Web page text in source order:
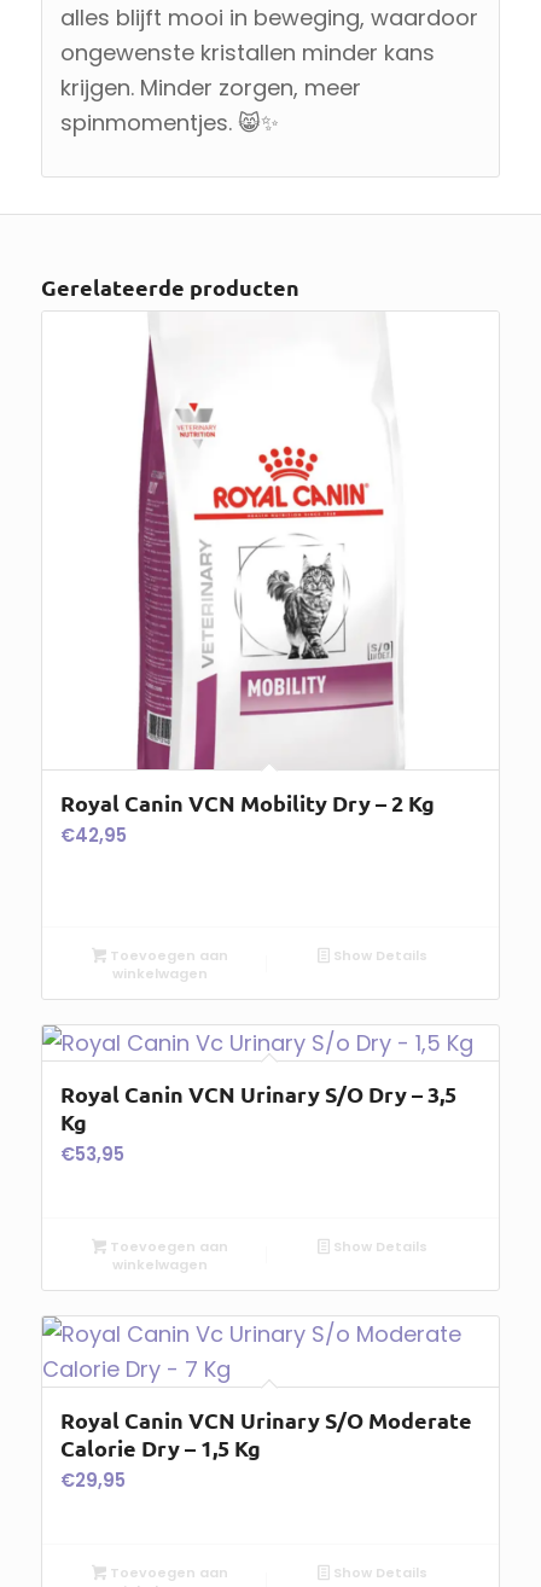
alles blijft mooi in beweging, waardoor
ongewenste kristallen minder kans
krijgen. Minder zorgen, meer
spinmomentjes. 😸✨
Gerelateerde producten
Royal Canin VCN Mobility Dry – 2 Kg
€42,95
Toevoegen aan
winkelwagen
Show Details
Royal Canin VCN Urinary S/O Dry – 3,5
Kg
€53,95
Toevoegen aan
winkelwagen
Show Details
Royal Canin VCN Urinary S/O Moderate
Calorie Dry – 1,5 Kg
€29,95
Toevoegen aan
Show Details